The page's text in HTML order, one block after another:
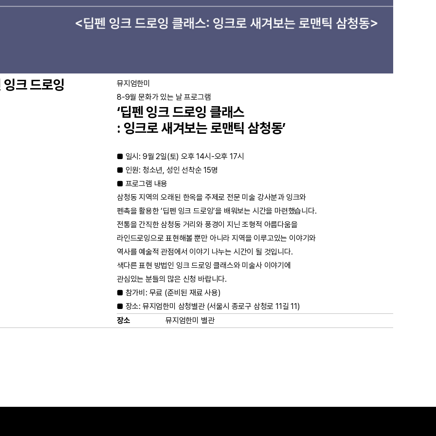
크 드로잉
뮤지엄한미
8-9월 문화가 있는 날 프로그램
‘딥펜 잉크 드로잉 클래스
: 잉크로 새겨보는 로맨틱 삼청동’
■ 일시: 9월 2일(토) 오후 14시-오후 17시
■ 인원: 청소년, 성인 선착순 15명
■ 프로그램 내용
삼청동 지역의 오래된 한옥을 주제로 전문 미술 강사분과 잉크와
펜촉을 활용한 ‘딥펜 잉크 드로잉’을 배워보는 시간을 마련했습니다.
전통을 간직한 삼청동 거리와 풍경이 지닌 조형적 아름다움을
라인드로잉으로 표현해볼 뿐만 아니라 지역을 이루고있는 이야기와
역사를 예술적 관점에서 이야기 나누는 시간이 될 것입니다.
색다른 표현 방법인 잉크 드로잉 클래스와 미술사 이야기에
관심있는 분들의 많은 신청 바랍니다.
■ 참가비: 무료 (준비된 재료 사용)
■ 장소: 뮤지엄한미 삼청별관 (서울시 종로구 삼청로 11길 11)
장소
뮤지엄한미 별관